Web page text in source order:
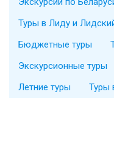
Туры в Лиду и
Бюджетные туры
Экскурсионные туры
Летние туры
Туры